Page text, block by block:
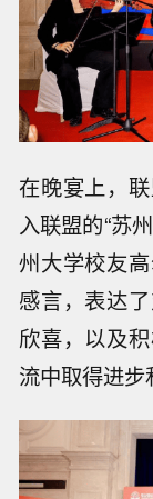
在晚宴上，
入联盟的“苏
州大学校友
感言，表达
欣喜，以及
流中取得进步